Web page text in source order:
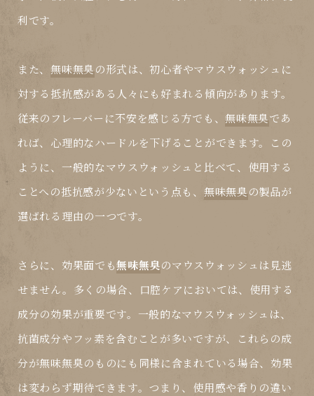
利です。
また、無味無臭の形式は、初心者やマウスウォッシュに
対する抵抗感がある人々にも好まれる傾向があります。
従来のフレーバーに不安を感じる方でも、無味無臭であ
れば、心理的なハードルを下げることができます。この
ように、一般的なマウスウォッシュと比べて、使用する
ことへの抵抗感が少ないという点も、 無味無臭の製品が
選ばれる理由の一つです。
さらに、効果面でも無味無臭のマウスウォッシュは見逃
せません。多くの場合、口腔ケアにおいては、使用する
成分の効果が重要です。一般的なマウスウォッシュは、
抗菌成分やフッ素を含むことが多いですが、これらの成
分が無味無臭のものにも同様に含まれている場合、効果
は変わらず期待できます。つまり、使用感や香りの違い